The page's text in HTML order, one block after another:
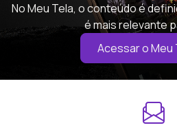
No Meu Tela, o conteúdo é
é mais relevante
Acessar o Meu